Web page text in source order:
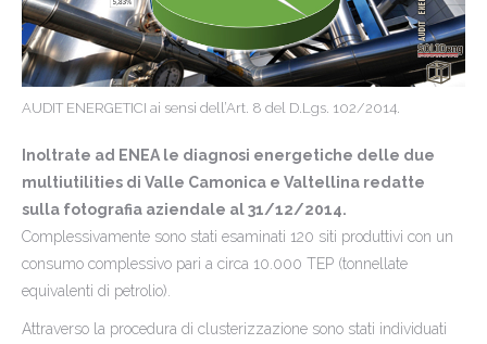
AUDIT ENERGETICI ai sensi dell’Art. 8 del D.Lgs. 102/2014.
Inoltrate ad ENEA le diagnosi energetiche delle due
multiutilities di Valle Camonica e Valtellina redatte
sulla fotografia aziendale al 31/12/2014.
Complessivamente sono stati esaminati 120 siti produttivi con un
consumo complessivo pari a circa 10.000 TEP (tonnellate
equivalenti di petrolio).
Attraverso la procedura di clusterizzazione sono stati individuati